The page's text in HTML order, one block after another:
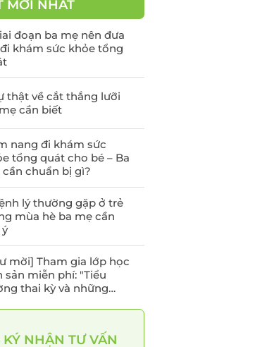
soát Ung thư Tiền
tuyến
soát Ung thư phụ
soát ung thư vú
MỚI NHẤT
đoạn ba mẹ nên đưa
khám sức khỏe tổng
thật về cắt thắng lưỡi
cần biết
nang đi khám sức
tổng quát cho bé – Ba
cần chuẩn bị gì?
lý thường gặp ở trẻ
mùa hè ba mẹ cần
mời] Tham gia lớp học
sản miễn phí: "Tiểu
thai kỳ và những
NHẬN TƯ VẤN